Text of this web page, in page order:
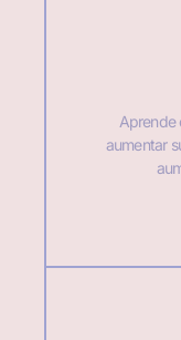
Aprende
aumentar